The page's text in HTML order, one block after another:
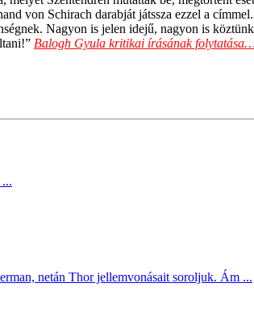
von Schirach darabját játssza ezzel a
Nagyon is jelen idejű, nagyon is
Balogh Gyula kritikai írásának folytatása…
netán Thor jellemvonásait soroljuk. Ám ...